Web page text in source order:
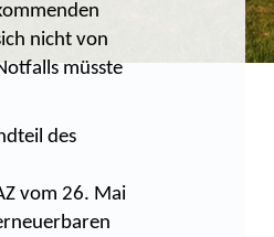
nicht von
müsste
des
vom 26. Mai